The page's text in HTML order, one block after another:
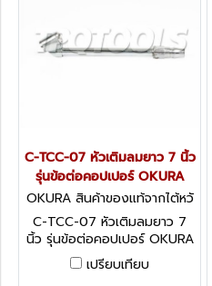
C-TCC-07 หัวเติมลมยาว 7 นิ้ว
รุ่นข้อต่อคอปเปอร์ OKURA
OKURA สินค้าของแท้จากไต้หวั
น C-TCC-07
C-TCC-07 หัวเติมลมยาว 7
นิ้ว รุ่นข้อต่อคอปเปอร์ OKURA
เปรียบเทียบ